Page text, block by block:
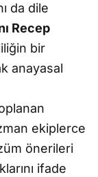
da dile
Recep
bir
anayasal
ekiplerce
önerileri
ifade